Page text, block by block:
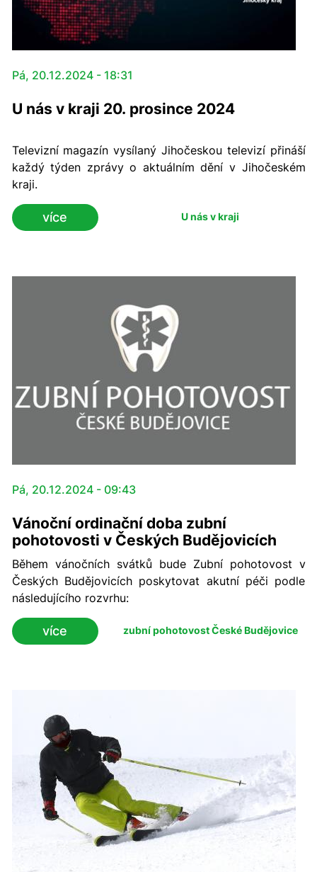
Pá, 20.12.2024 - 18:31
U nás v kraji 20. prosince 2024
Televizní magazín vysílaný Jihočeskou televizí přináší
každý týden zprávy o aktuálním dění v Jihočeském
kraji.
více U nás v kraji
Pá, 20.12.2024 - 09:43
Vánoční ordinační doba zubní
pohotovosti v Českých Budějovicích
Během vánočních svátků bude Zubní pohotovost v
Českých Budějovicích poskytovat akutní péči podle
následujícího rozvrhu:
více zubní pohotovost České Budějovice